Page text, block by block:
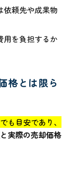
依頼先や成果物
用を負担するか
格とは限ら
も目安であり、
実際の売却価格